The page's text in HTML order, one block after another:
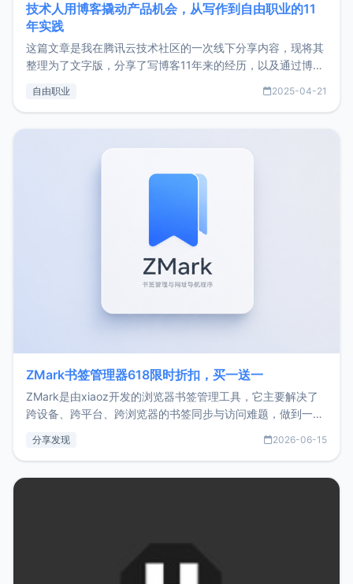
技术人用博客撬动产品机会，从写作到自由职业的11
年实践
这篇文章是我在腾讯云技术社区的一次线下分享内容，现将其
整理为了文字版，分享了写博客11年来的经历，以及通过博客
了我的首个产品ImgURL的真实数据和产品现状。自我介绍大
自由职业 2025-04-21
ZMark书签管理器618限时折扣，买一送一
ZMark是由xiaoz开发的浏览器书签管理工具，它主要解决了
跨设备、跨平台、跨浏览器的书签同步与访问难题，做到一处
用，让管理更高效。ZMark官网地址：
分享发现 2026-06-15